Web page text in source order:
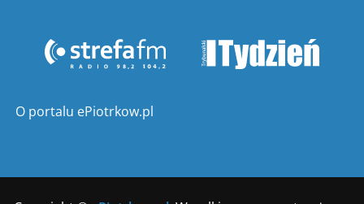
O portalu ePiotrkow.pl